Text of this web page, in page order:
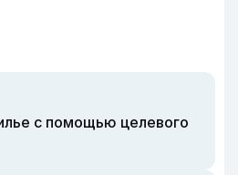
с помощью целевого